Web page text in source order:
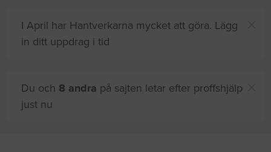
I April har Hantverkarna mycket att göra. Lägg
in ditt uppdrag i tid
Du och 8 andra på sajten letar efter proffshjälp
just nu